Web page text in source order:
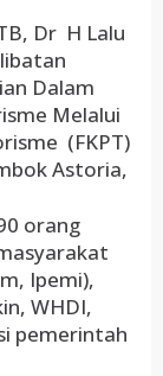
Dr H Lalu
Dalam
Melalui
(FKPT)
Astoria,
orang
Ipemi),
WHDI,
pemerintah